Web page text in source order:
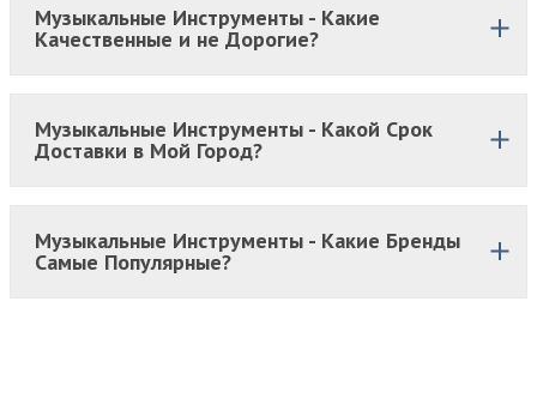
Музыкальные Инструменты - Какие
Качественные и не Дорогие?
Музыкальные Инструменты - Какой Срок
Доставки в Мой Город?
Музыкальные Инструменты - Какие Бренды
Самые Популярные?